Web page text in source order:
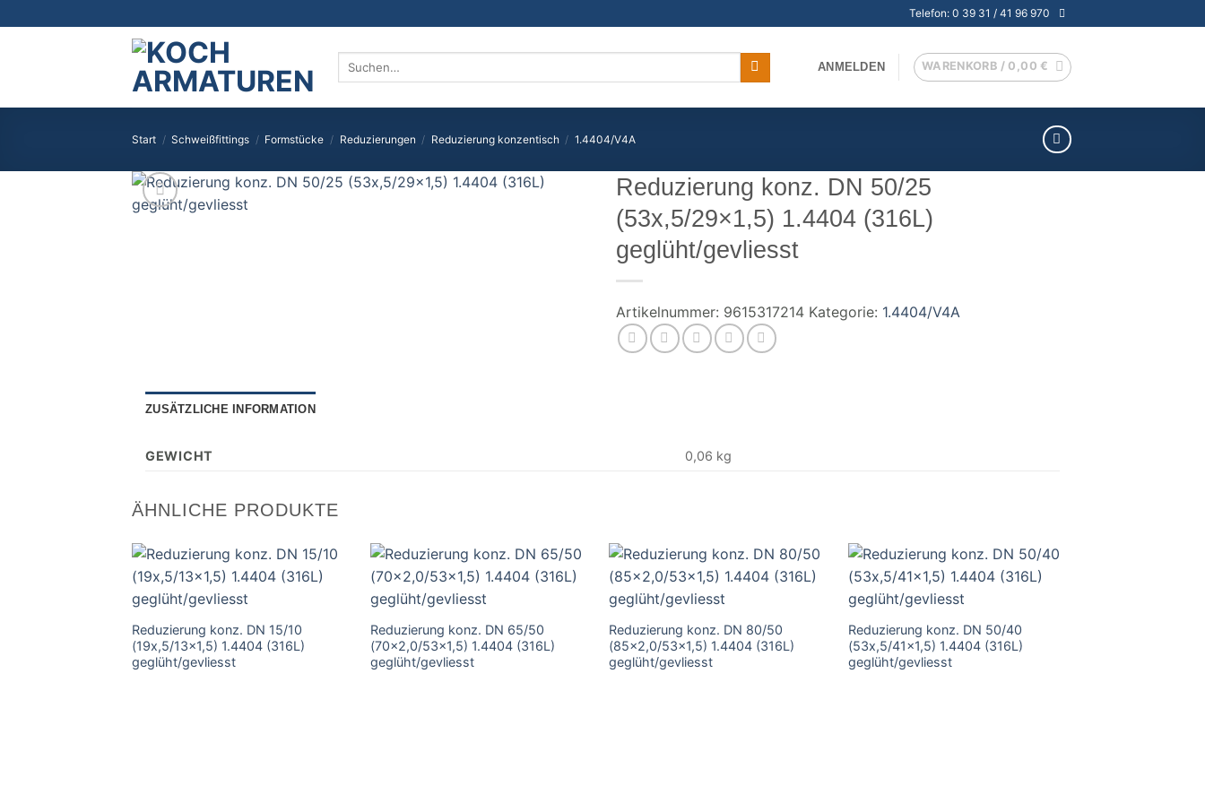
Inhalt
Telefon: 0 39 31 / 41 96 970
Suchen
ANMELDEN WARENKORB / 0,00€
Start / Schweißfittings / Formstücke / Reduzierungen / Reduzierung konzentisch / 1.4404/V4A
Reduzierung konz. DN 50/25
(53x,5/29×1,5) 1.4404 (316L)
geglüht/gevliesst
Artikelnummer: 9615317214 Kategorie: 1.4404/V4A
ZUSÄTZLICHE INFORMATION
GEWICHT 0,06 kg
ÄHNLICHE PRODUKTE
Reduzierung konz. DN 15/10
(19x,5/13×1,5) 1.4404 (316L)
geglüht/gevliesst
Reduzierung konz. DN 65/50
(70×2,0/53×1,5) 1.4404 (316L)
geglüht/gevliesst
Reduzierung konz. DN 80/50
(85×2,0/53×1,5) 1.4404 (316L)
geglüht/gevliesst
Reduzierung konz. DN 50/40
(53x,5/41×1,5) 1.4404 (316L)
geglüht/gevliesst